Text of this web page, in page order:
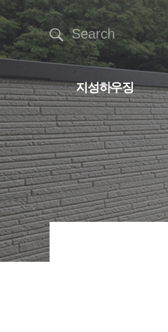
Search
지성하우징